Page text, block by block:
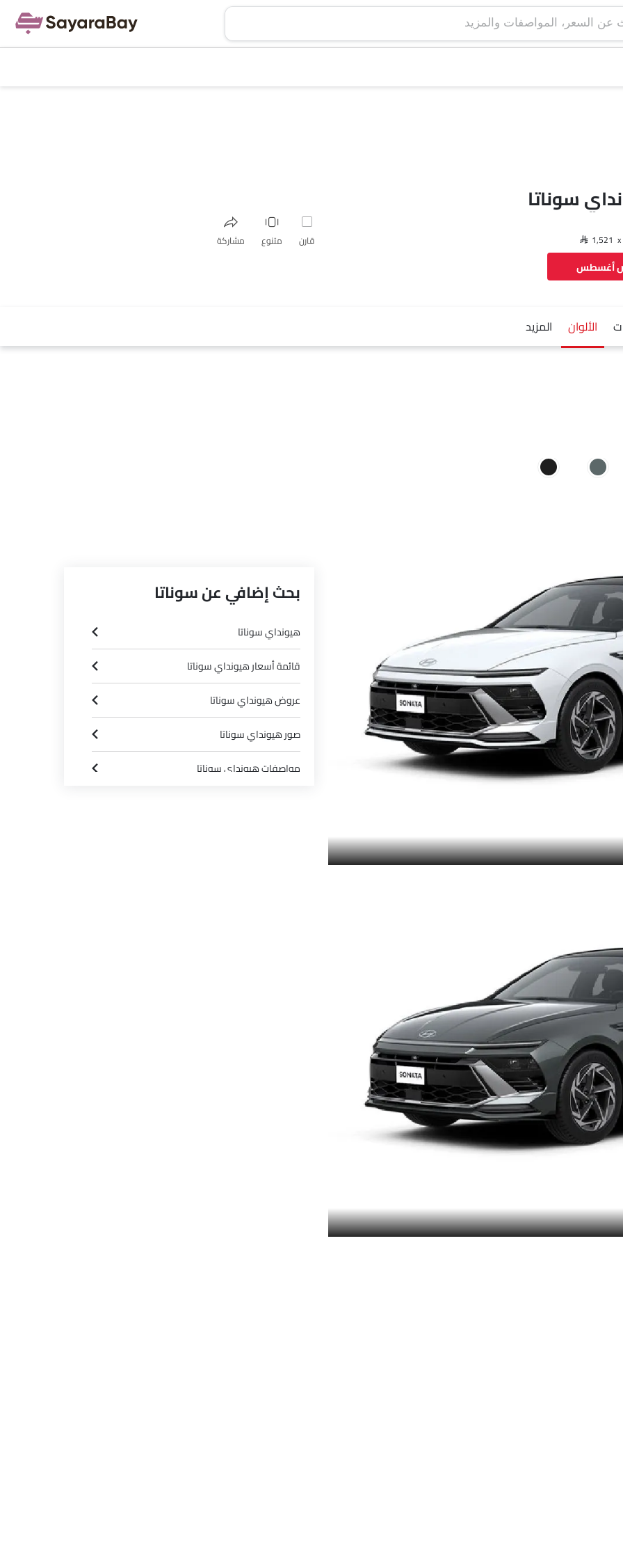
سوناتا
أغسطس
قارن متنوع مشاركة
الألوان المزيد
بحث إضافي عن سوناتا
هيونداي سوناتا
قائمة أسعار هيونداي سوناتا
عروض هيونداي سوناتا
صور هيونداي سوناتا
مواصفات هيونداي سوناتا